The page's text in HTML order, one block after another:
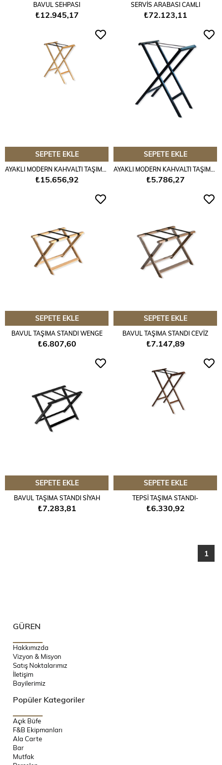
BAVUL SEHPASI
₺12.945,17
SERVİS ARABASI CAMLI
₺72.123,11
SEPETE EKLE
₺15.656,92
SEPETE EKLE
₺5.786,27
SEPETE EKLE
BAVUL TAŞIMA STANDI WENGE
₺6.807,60
SEPETE EKLE
BAVUL TAŞIMA STANDI CEVİZ
₺7.147,89
SEPETE EKLE
BAVUL TAŞIMA STANDI SİYAH
₺7.283,81
SEPETE EKLE
TEPSİ TAŞIMA STANDI-
₺6.330,92
1
GÜREN
Hakkımızda
Vizyon & Misyon
Satış Noktalarımız
İletişim
Bayilerimiz
Popüler Kategoriler
Açık Büfe
F&B Ekipmanları
Ala Carte
Bar
Mutfak